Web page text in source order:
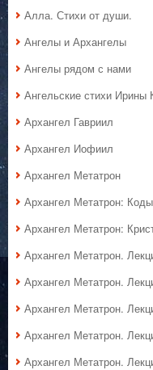
Алла. Стихи от души.
Ангелы и Архангелы
Ангелы рядом с нами
Ангельские стихи Ирины
Архангел Гавриил
Архангел Иофиил
Архангел Метатрон
Архангел Метатрон:
Архангел Метатрон:
Архангел Метатрон.
Архангел Метатрон.
Архангел Метатрон.
Архангел Метатрон.
Архангел Метатрон.